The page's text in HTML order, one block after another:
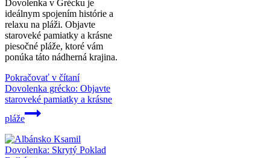
Dovolenka v Grécku je
ideálnym spojením histórie a
relaxu na pláži. Objavte
staroveké pamiatky a krásne
piesočné pláže, ktoré vám
ponúka táto nádherná krajina.
Pokračovať v čítaní
Dovolenka grécko: Objavte
staroveké pamiatky a krásne
pláže